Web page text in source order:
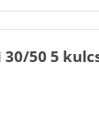
30/50 5
100ml